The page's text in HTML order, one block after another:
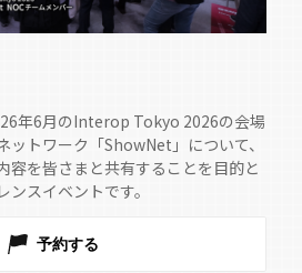
年6月のInterop Tokyo 2026の会場
ットワーク「ShowNet」について、
容を皆さまと共有することを目的と
スイベントです。
予約する